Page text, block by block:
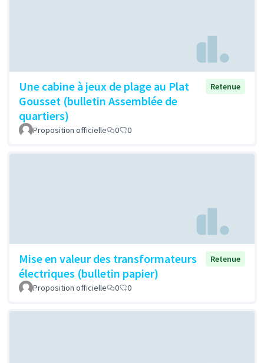
Une cabine à jeux de plage au Plat
Gousset (bulletin Assemblée de
quartiers)
Retenue
Proposition officielle 0 0
Mise en valeur des transformateurs
électriques (bulletin papier)
Retenue
Proposition officielle 0 0